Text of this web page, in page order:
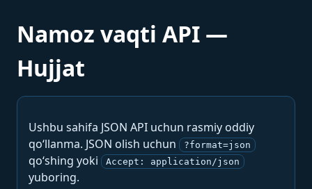
Namoz vaqti API —
Hujjat
Ushbu sahifa JSON API uchun rasmiy oddiy
qo‘llanma. JSON olish uchun
?format=json
qo‘shing yoki Accept: application/json
yuboring.